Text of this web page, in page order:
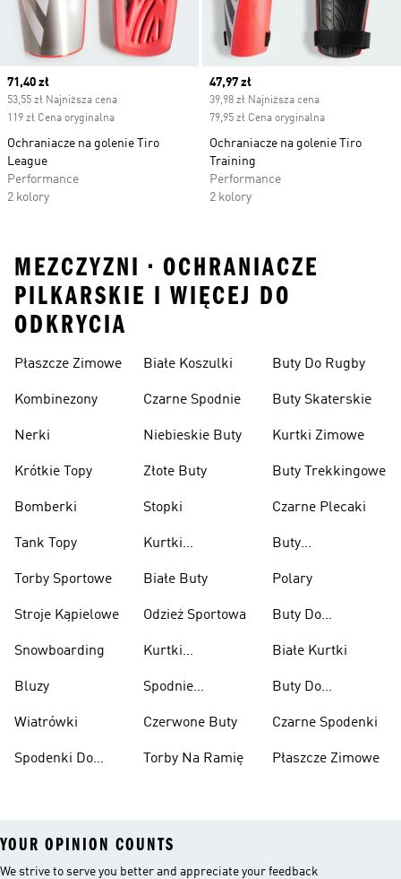
Current price
71,40 zł
53,55 zł Najniższa cena
119 zł Cena oryginalna
Ochraniacze na golenie Tiro
League
Performance
2 kolory
Current price
47,97 zł
39,98 zł Najniższa cena
79,95 zł Cena oryginalna
Ochraniacze na golenie Tiro
Training
Performance
2 kolory
MEZCZYZNI • OCHRANIACZE
PILKARSKIE I WIĘCEJ DO
ODKRYCIA
Płaszcze Zimowe
Kombinezony
Nerki
Krótkie Topy
Bomberki
Tank Topy
Torby Sportowe
Stroje Kąpielowe
Snowboarding
Bluzy
Wiatrówki
Spodenki Do
Białe Koszulki
Czarne Spodnie
Niebieskie Buty
Złote Buty
Stopki
Kurtki
Białe Buty
Odzież Sportowa
Kurtki
Spodnie
Czerwone Buty
Torby Na Ramię
Buty Do Rugby
Buty Skaterskie
Kurtki Zimowe
Buty Trekkingowe
Czarne Plecaki
Buty
Polary
Buty Do
Ciężarów
Białe Kurtki
Buty Do
Czarne Spodenki
Płaszcze Zimowe
YOUR OPINION COUNTS
We strive to serve you better and appreciate your feedback